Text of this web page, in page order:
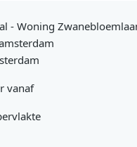
- Woning
vanaf